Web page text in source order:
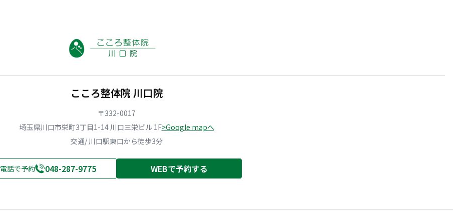
こころ整体院 川口院
〒332-0017
埼玉県川口市栄町3丁目1-14 川口三栄ビル 1F>Google mapへ
交通/ 川口駅東口から徒歩3分
電話で予約 048-287-9775 WEBで予約する